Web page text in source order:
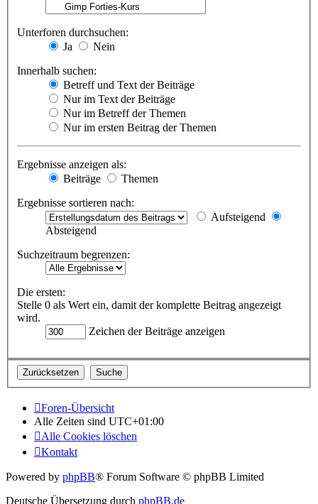
Unterforen durchsuchen:
Ja
Nein
Innerhalb suchen:
Betreff und Text der Beiträge
Nur im Text der Beiträge
Nur im Betreff der Themen
Nur im ersten Beitrag der Themen
Ergebnisse anzeigen als:
Beiträge
Themen
Ergebnisse sortieren nach:
Aufsteigend
Absteigend
Suchzeitraum begrenzen:
Die ersten:
Stelle 0 als Wert ein, damit der komplette Beitrag angezeigt
wird.
Zeichen der Beiträge anzeigen
Foren-Übersicht
Alle Zeiten sind UTC+01:00
Alle Cookies löschen
Kontakt
Powered by phpBB® Forum Software © phpBB Limited
Deutsche Übersetzung durch phpBB.de